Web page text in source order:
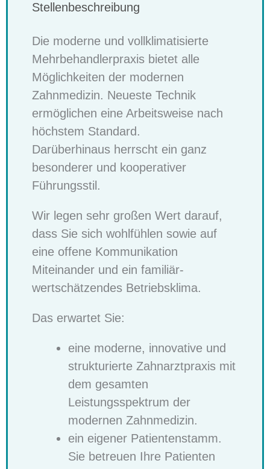
Stellenbeschreibung
Die moderne und vollklimatisierte
Mehrbehandlerpraxis bietet alle
Möglichkeiten der modernen
Zahnmedizin. Neueste Technik
ermöglichen eine Arbeitsweise nach
höchstem Standard.
Darüberhinaus herrscht ein ganz
besonderer und kooperativer
Führungsstil.
Wir legen sehr großen Wert darauf,
dass Sie sich wohlfühlen sowie auf
eine offene Kommunikation
Miteinander und ein familiär-
wertschätzendes Betriebsklima.
Das erwartet Sie:
eine moderne, innovative und
strukturierte Zahnarztpraxis mit
dem gesamten
Leistungsspektrum der
modernen Zahnmedizin.
ein eigener Patientenstamm.
Sie betreuen Ihre Patienten